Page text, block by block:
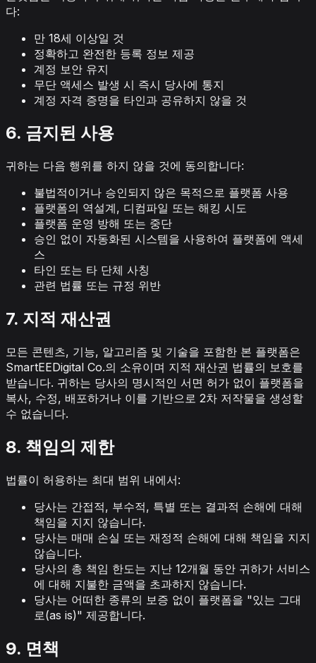
다:
만 18세 이상일 것
정확하고 완전한 등록 정보 제공
계정 보안 유지
무단 액세스 발생 시 즉시 당사에 통지
계정 자격 증명을 타인과 공유하지 않을 것
6. 금지된 사용
귀하는 다음 행위를 하지 않을 것에 동의합니다:
불법적이거나 승인되지 않은 목적으로 플랫폼 사용
플랫폼의 역설계, 디컴파일 또는 해킹 시도
플랫폼 운영 방해 또는 중단
승인 없이 자동화된 시스템을 사용하여 플랫폼에 액세
스
타인 또는 타 단체 사칭
관련 법률 또는 규정 위반
7. 지적 재산권
모든 콘텐츠, 기능, 알고리즘 및 기술을 포함한 본 플랫폼은
SmartEEDigital Co.의 소유이며 지적 재산권 법률의 보호를
받습니다. 귀하는 당사의 명시적인 서면 허가 없이 플랫폼을
복사, 수정, 배포하거나 이를 기반으로 2차 저작물을 생성할
수 없습니다.
8. 책임의 제한
법률이 허용하는 최대 범위 내에서:
당사는 간접적, 부수적, 특별 또는 결과적 손해에 대해
책임을 지지 않습니다.
당사는 매매 손실 또는 재정적 손해에 대해 책임을 지지
않습니다.
당사의 총 책임 한도는 지난 12개월 동안 귀하가 서비스
에 대해 지불한 금액을 초과하지 않습니다.
당사는 어떠한 종류의 보증 없이 플랫폼을 "있는 그대
로(as is)" 제공합니다.
9. 면책